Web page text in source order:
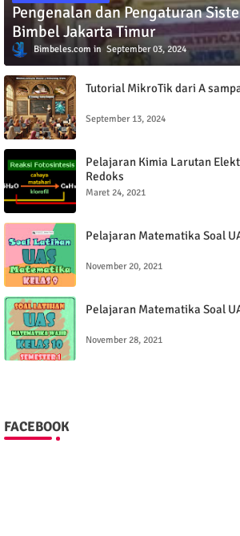
BIMBEL JAKARTA TIMUR
Pengenalan dan Pengaturan
Bimbel Jakarta Timur
Bimbeles.com
Tutorial MikroTik dari A
Pelajaran Kimia Larutan
Redoks
Pelajaran Matematika Soal
Pelajaran Matematika Soal